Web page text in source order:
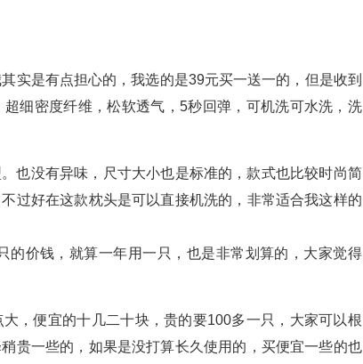
实是有点担心的，我选的是39元买一送一的，但是收到
细密度纤维，松软透气，5秒回弹，可机洗可水洗，洗
也没有异味，尺寸大小也是标准的，款式也比较时尚简
过好在这款枕头是可以直接机洗的，非常适合我这样的
价钱，就算一年用一只，也是非常划算的，大家觉得
，便宜的十几二十块，贵的要100多一只，大家可以根
贵一些的，如果是没打算长久使用的，买便宜一些的也